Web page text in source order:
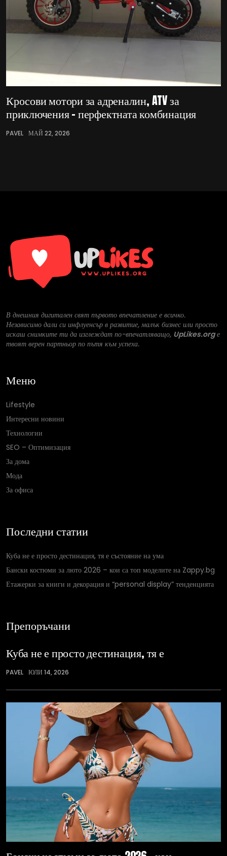
Кросови мотори за адреналин, ATV за
приключения – перфектната комбинация
PAVEL МАЙ 22, 2026
В днешния дигитален свят първото впечатление е всичко.
Независимо дали си инфлуенсър в развитие, малък бизнес или просто
искаш снимките ти да изглеждат по-впечатляващо, UpLikes.orgе
твоят верен партньор по пътя към успеха.
Меню
Lifestyle
Интересни новини
Технологии
SEO – Оптимизация
За дома
Мода
За офиса
Последни статии
Куба не е просто дестинация, тя е състояние на ума
Бански костюми за люто 2026 – кои са топ моделите на Zappy.bg
Етажерки за книги и декорация и “personal display” тенденцията
Препоръчани
Куба не е просто дестинация, тя е
PAVEL ЮЛИ 14, 2026